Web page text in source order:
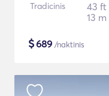
Tradicinis
43 ft
13 m
$689 /naktinis